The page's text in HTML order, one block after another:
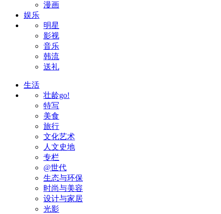
漫画
娱乐
明星
影视
音乐
韩流
送礼
生活
壮龄go!
特写
美食
旅行
文化艺术
人文史地
专栏
@世代
生态与环保
时尚与美容
设计与家居
光影